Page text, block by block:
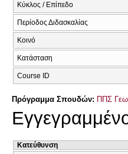
Κύκλος / Επίπεδο
Περίοδος Διδασκαλίας
Κοινό
Κατάσταση
Course ID
Πρόγραμμα Σπουδών: ΠΠΣ
Κατεύθυνση